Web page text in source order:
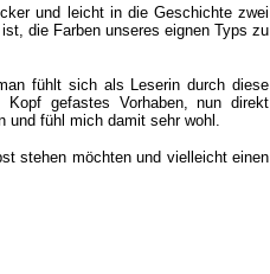
und leicht in die Geschichte zwei
die Farben unseres eignen Typs zu
fühlt sich als Leserin durch diese
gefastes Vorhaben, nun direkt
fühl mich damit sehr wohl.
stehen möchten und vielleicht einen